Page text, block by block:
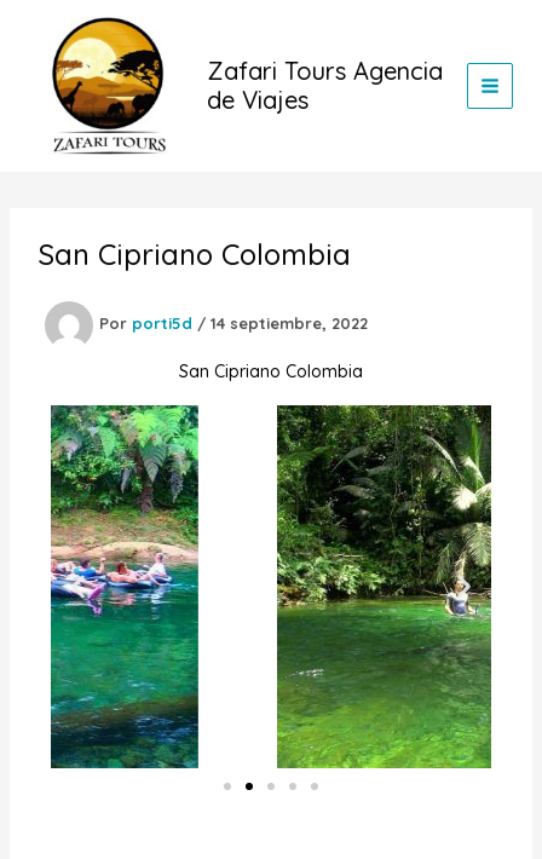
contenido
Zafari Tours Agencia
de Viajes
San Cipriano Colombia
Por porti5d / 14 septiembre, 2022
San Cipriano Colombia